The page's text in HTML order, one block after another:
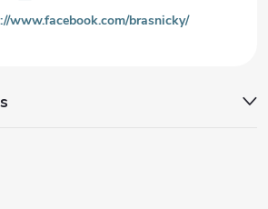
www.facebook.com/brasnicky/